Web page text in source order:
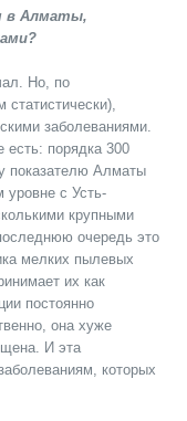
в Алматы,
Но, по
заболеваниями.
есть: порядка 300
показателю Алматы
уровне с Усть-
крупными
очередь это
мелких пылевых
их как
постоянно
она хуже
И эта
которых